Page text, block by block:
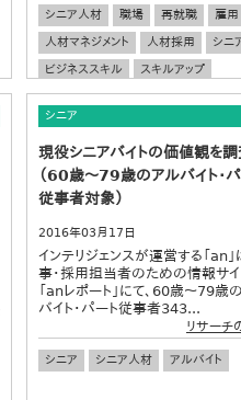
シニア人材 職場 再就職
雇用
人材マネジメント
人材採用
シニ
ビジネススキル
スキルアップ
シニア
現役シニアバイトの価値観を
（60歳～79歳のアルバイト・
従事者対象）
2016年03月17日
インテリジェンスが運営する「an」
事・採用担当者のための情報サイ
「anレポート」にて、60歳～79歳
バイト・パート従事者343...
リサーチ
シニア シニア人材 アルバイト